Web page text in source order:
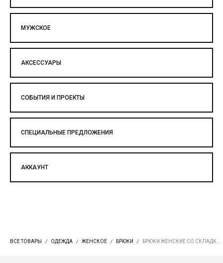
МУЖСКОЕ
АКСЕССУАРЫ
СОБЫТИЯ И ПРОЕКТЫ
СПЕЦИАЛЬНЫЕ ПРЕДЛОЖЕНИЯ
АККАУНТ
ВСЕ ТОВАРЫ ОДЕЖДА ЖЕНСКОЕ БРЮКИ